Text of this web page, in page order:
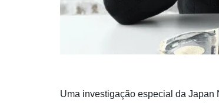
Uma investigação especial da